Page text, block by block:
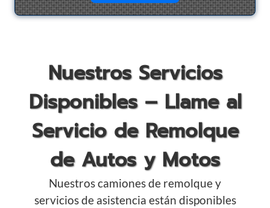
Nuestros Servicios
Disponibles – Llame al
Servicio de Remolque
de Autos y Motos
Nuestros camiones de remolque y
servicios de asistencia están disponibles